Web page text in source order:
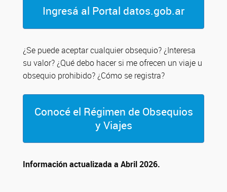
Ingresá al Portal datos.gob.ar
¿Se puede aceptar cualquier obsequio? ¿Interesa
su valor? ¿Qué debo hacer si me ofrecen un viaje u
obsequio prohibido? ¿Cómo se registra?
Conocé el Régimen de Obsequios
y Viajes
Información actualizada a Abril 2026.